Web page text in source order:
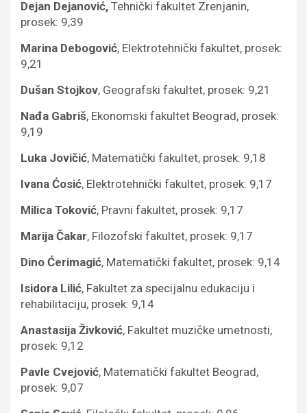
Dejan Dejanović, Tehnički fakultet Zrenjanin,
prosek: 9,39
Marina Debogović, Elektrotehnički fakultet, prosek:
9,21
Dušan Stojkov, Geografski fakultet, prosek: 9,21
Nađa Gabriš, Ekonomski fakultet Beograd, prosek:
9,19
Luka Jovičić, Matematički fakultet, prosek: 9,18
Ivana Ćosić, Elektrotehnički fakultet, prosek: 9,17
Milica Toković, Pravni fakultet, prosek: 9,17
Marija Čakar, Filozofski fakultet, prosek: 9,17
Dino Ćerimagić, Matematički fakultet, prosek: 9,14
Isidora Lilić, Fakultet za specijalnu edukaciju i
rehabilitaciju, prosek: 9,14
Anastasija Živković, Fakultet muzičke umetnosti,
prosek: 9,12
Pavle Cvejović, Matematički fakultet Beograd,
prosek: 9,07